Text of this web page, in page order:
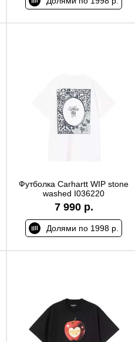
Футболка Carhartt WIP stone
washed I036220
7 990 р.
Долями по 1998 р.